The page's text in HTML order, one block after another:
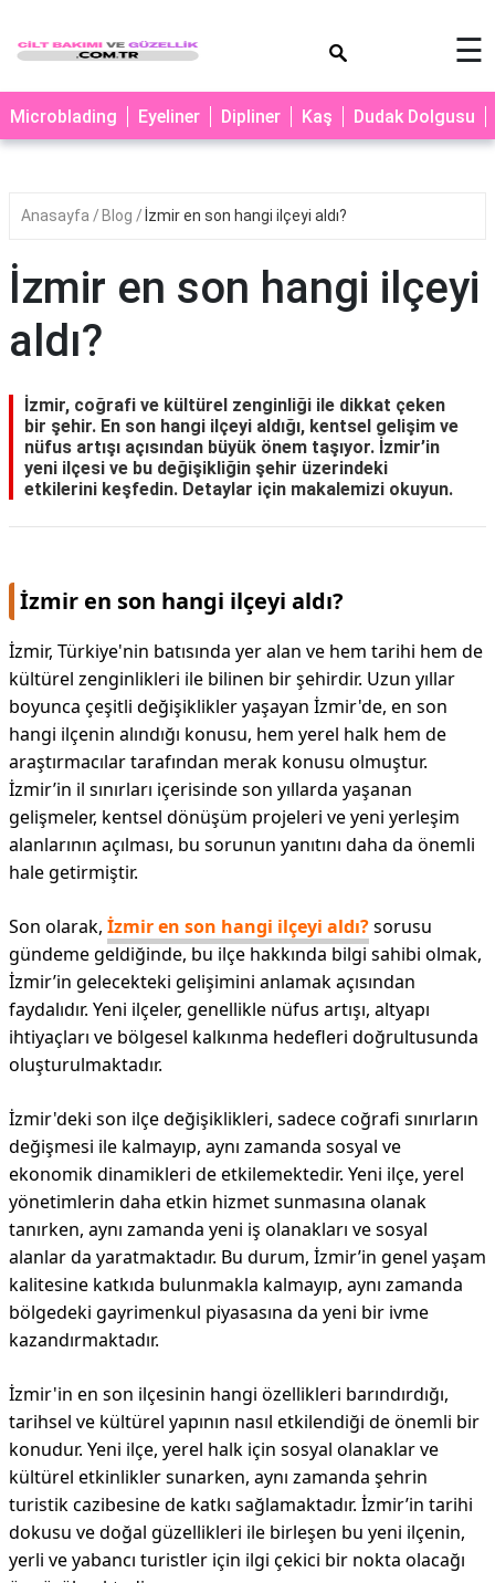
MAKYAJ
MİCROBLADİNG
LAZER
PROTEZ
PEELİNG
ERKEK
BAKIMI
CİLT
BAKIMI
☰
Microblading Eyeliner Dipliner Kaş Dudak Dolgusu
Anasayfa Blog İzmir en son hangi ilçeyi aldı?
İzmir en son hangi ilçeyi
aldı?
İzmir, coğrafi ve kültürel zenginliği ile dikkat çeken
bir şehir. En son hangi ilçeyi aldığı, kentsel gelişim ve
nüfus artışı açısından büyük önem taşıyor. İzmir’in
yeni ilçesi ve bu değişikliğin şehir üzerindeki
etkilerini keşfedin. Detaylar için makalemizi okuyun.
İzmir en son hangi ilçeyi aldı?
İzmir, Türkiye'nin batısında yer alan ve hem tarihi hem de
kültürel zenginlikleri ile bilinen bir şehirdir. Uzun yıllar
boyunca çeşitli değişiklikler yaşayan İzmir'de, en son
hangi ilçenin alındığı konusu, hem yerel halk hem de
araştırmacılar tarafından merak konusu olmuştur.
İzmir’in il sınırları içerisinde son yıllarda yaşanan
gelişmeler, kentsel dönüşüm projeleri ve yeni yerleşim
alanlarının açılması, bu sorunun yanıtını daha da önemli
hale getirmiştir.
Son olarak, İzmir en son hangi ilçeyi aldı?sorusu
gündeme geldiğinde, bu ilçe hakkında bilgi sahibi olmak,
İzmir’in gelecekteki gelişimini anlamak açısından
faydalıdır. Yeni ilçeler, genellikle nüfus artışı, altyapı
ihtiyaçları ve bölgesel kalkınma hedefleri doğrultusunda
oluşturulmaktadır.
İzmir'deki son ilçe değişiklikleri, sadece coğrafi sınırların
değişmesi ile kalmayıp, aynı zamanda sosyal ve
ekonomik dinamikleri de etkilemektedir. Yeni ilçe, yerel
yönetimlerin daha etkin hizmet sunmasına olanak
tanırken, aynı zamanda yeni iş olanakları ve sosyal
alanlar da yaratmaktadır. Bu durum, İzmir’in genel yaşam
kalitesine katkıda bulunmakla kalmayıp, aynı zamanda
bölgedeki gayrimenkul piyasasına da yeni bir ivme
kazandırmaktadır.
İzmir'in en son ilçesinin hangi özellikleri barındırdığı,
tarihsel ve kültürel yapının nasıl etkilendiği de önemli bir
konudur. Yeni ilçe, yerel halk için sosyal olanaklar ve
kültürel etkinlikler sunarken, aynı zamanda şehrin
turistik cazibesine de katkı sağlamaktadır. İzmir’in tarihi
dokusu ve doğal güzellikleri ile birleşen bu yeni ilçenin,
yerli ve yabancı turistler için ilgi çekici bir nokta olacağı